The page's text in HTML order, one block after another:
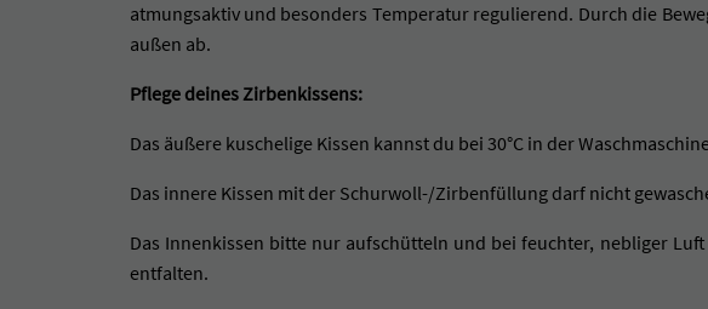
atmungsaktiv und besonders Temperatur regulierend. Durch die
außen ab.
Pflege deines Zirbenkissens:
Das äußere kuschelige Kissen kannst du bei 30°C in der
Das innere Kissen mit der Schurwoll-/Zirbenfüllung darf nicht
Das Innenkissen bitte nur aufschütteln und bei feuchter, nebliger
entfalten.